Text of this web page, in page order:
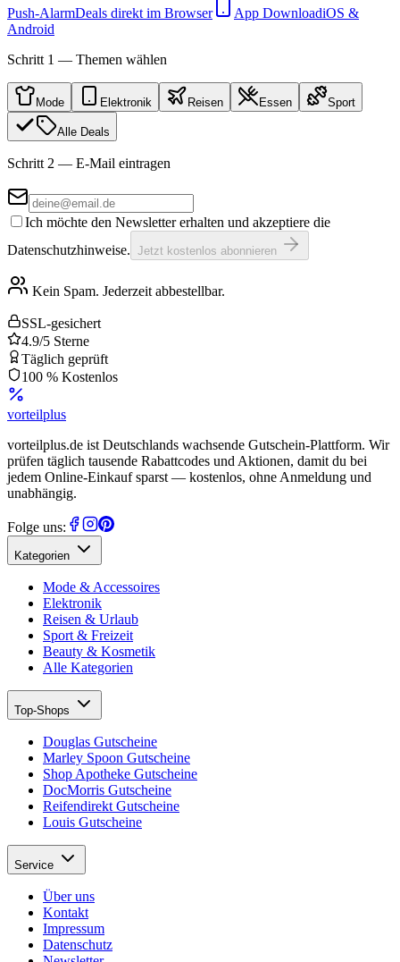
Push-AlarmDeals direkt im Browser App DownloadiOS &
Android
Schritt 1 — Themen wählen
Mode Elektronik Reisen Essen Sport
Alle Deals
Schritt 2 — E-Mail eintragen
Ich möchte den Newsletter erhalten und akzeptiere die
Datenschutzhinweise. Jetzt kostenlos abonnieren
Kein Spam. Jederzeit abbestellbar.
SSL-gesichert
4.9/5 Sterne
Täglich geprüft
100 % Kostenlos
vorteilplus
vorteilplus.de ist Deutschlands wachsende Gutschein-Plattform. Wir
prüfen täglich tausende Rabattcodes und Aktionen, damit du bei
jedem Online-Einkauf sparst — kostenlos, ohne Anmeldung und
unabhängig.
Folge uns:
Kategorien
Mode & Accessoires
Elektronik
Reisen & Urlaub
Sport & Freizeit
Beauty & Kosmetik
Alle Kategorien
Top-Shops
Douglas Gutscheine
Marley Spoon Gutscheine
Shop Apotheke Gutscheine
DocMorris Gutscheine
Reifendirekt Gutscheine
Louis Gutscheine
Service
Über uns
Kontakt
Impressum
Datenschutz